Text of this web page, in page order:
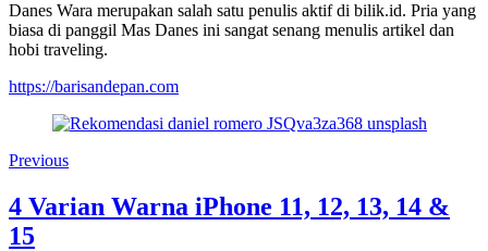
Danes Wara merupakan salah satu penulis aktif di bilik.id. Pria yang
biasa di panggil Mas Danes ini sangat senang menulis artikel dan
hobi traveling.
https://barisandepan.com
Previous
4 Varian Warna iPhone 11, 12, 13, 14 &
15